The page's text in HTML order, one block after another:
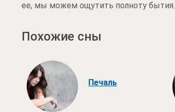
ее, мы можем ощутить полноту бытия.
Похожие сны
Печаль